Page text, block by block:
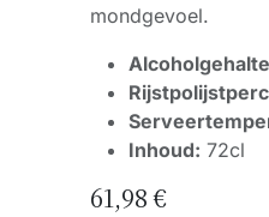
mondgevoel.
Inhoud: 72cl
61,98€